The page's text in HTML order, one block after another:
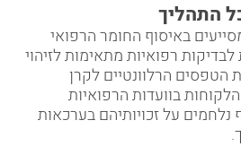
התהליך
באיסוף החומר הרפואי
רפואיות מתאימות לזיהוי
הטפסים הרלוונטיים לקרן
בוועדות הרפואיות
נלחמים על זכויותיהם בערכאות